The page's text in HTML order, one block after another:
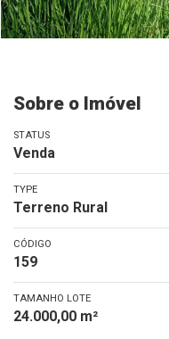
Sobre o Imóvel
STATUS
Venda
TYPE
Terreno Rural
CÓDIGO
159
TAMANHO LOTE
24.000,00 m²